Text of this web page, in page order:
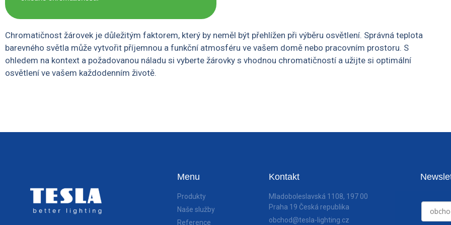
Chromatičnost žárovek je důležitým faktorem, který by neměl být přehlížen při výběru osvětlení. Správná teplota
barevného světla může vytvořit příjemnou a funkční atmosféru ve vašem domě nebo pracovním prostoru. S
ohledem na kontext a požadovanou náladu si vyberte žárovky s vhodnou chromatičností a užijte si optimální
osvětlení ve vašem každodenním životě.
Menu
Produkty
Naše služby
Reference
Kontakt
Mladoboleslavská 1108, 197 00
Praha 19 Česká republika
obchod@tesla-lighting.cz